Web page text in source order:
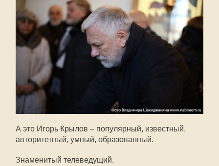
А это Игорь Крылов – популярный, известный,
авторитетный, умный, образованный.
Знаменитый телеведущий.